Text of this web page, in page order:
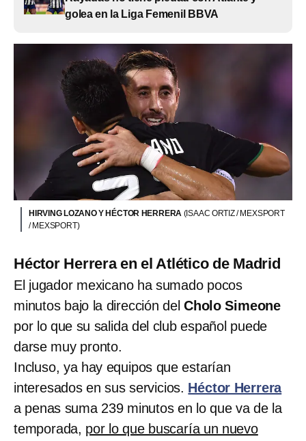
golea en la Liga Femenil BBVA
HIRVING LOZANO Y HÉCTOR HERRERA (ISAAC ORTIZ / MEXSPORT
/ MEXSPORT)
Héctor Herrera en el Atlético de Madrid
El jugador mexicano ha sumado pocos
minutos bajo la dirección delCholo Simeone
por lo que su salida del club español puede
darse muy pronto.
Incluso, ya hay equipos que estarían
interesados en sus servicios. Héctor Herrera
a penas suma 239 minutos en lo que va de la
temporada, por lo que buscaría un nuevo